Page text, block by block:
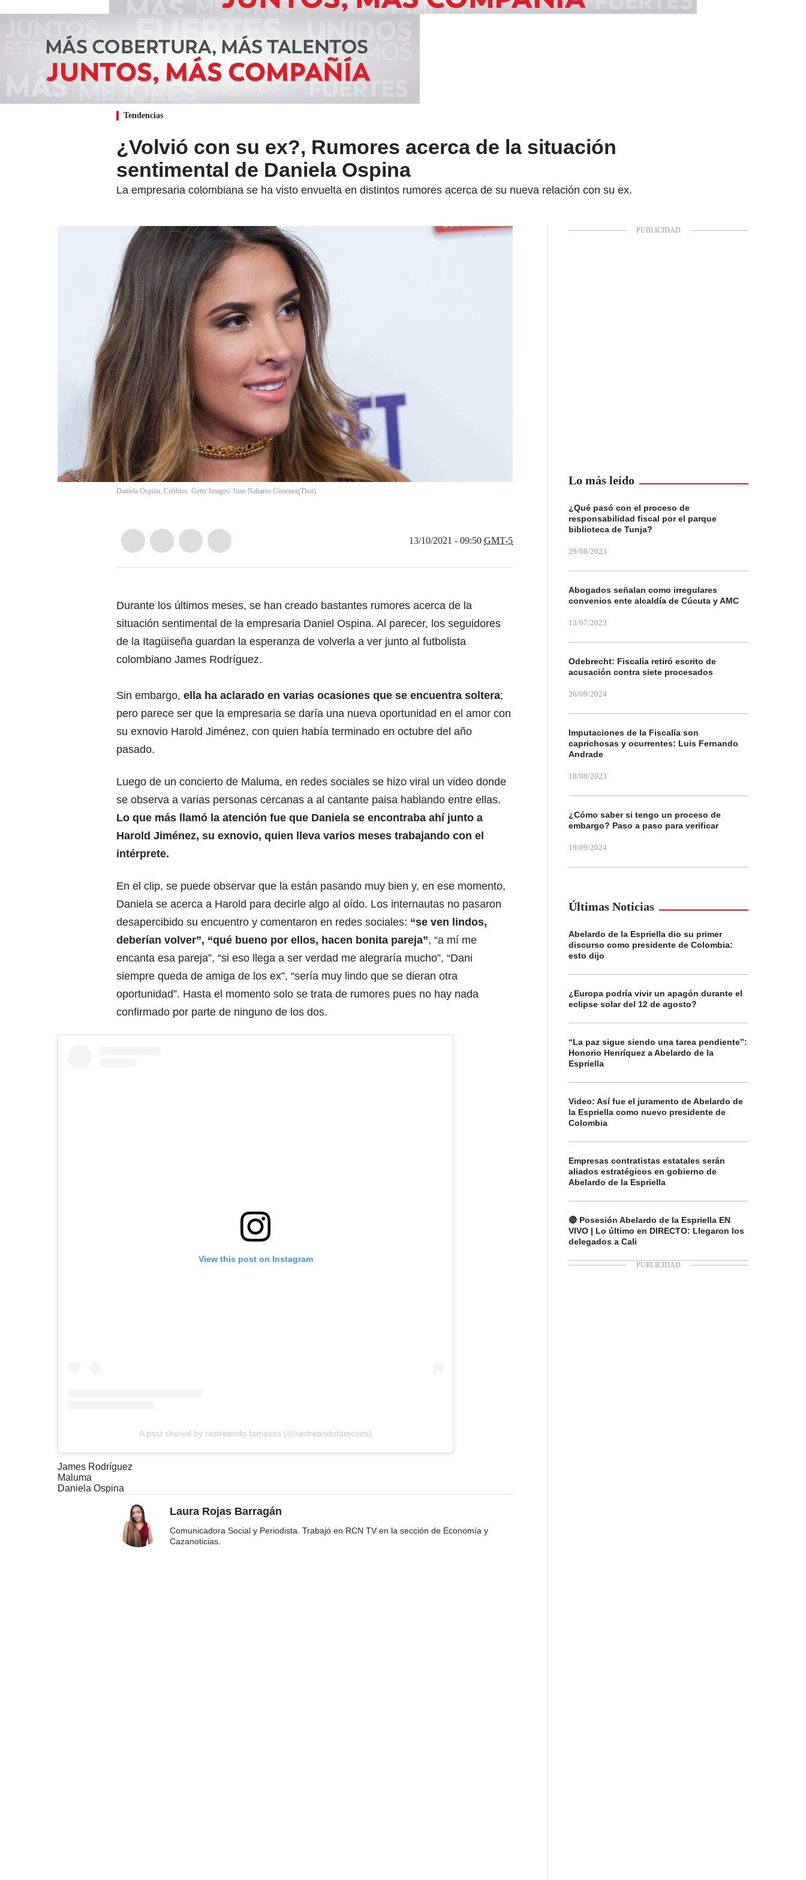
Tendencias
¿Volvió con su ex?, Rumores acerca de la situación
sentimental de Daniela Ospina
La empresaria colombiana se ha visto envuelta en distintos rumores acerca de su nueva relación con su ex.
Daniela Ospina. Créditos: Getty Images/ Juan Naharro Gimenez(Thot)
13/10/2021 - 09:50 GMT-5
Durante los últimos meses, se han creado bastantes rumores acerca de la
situación sentimental de la empresaria Daniel Ospina. Al parecer, los seguidores
de la Itagüiseña guardan la esperanza de volverla a ver junto al futbolista
colombiano James Rodríguez.
Sin embargo, ella ha aclarado en varias ocasiones que se encuentra soltera;
pero parece ser que la empresaria se daría una nueva oportunidad en el amor con
su exnovio Harold Jiménez, con quien había terminado en octubre del año
pasado.
Luego de un concierto de Maluma, en redes sociales se hizo viral un video donde
se observa a varias personas cercanas a al cantante paisa hablando entre ellas.
Lo que más llamó la atención fue que Daniela se encontraba ahí junto a
Harold Jiménez, su exnovio, quien lleva varios meses trabajando con el
intérprete.
En el clip, se puede observar que la están pasando muy bien y, en ese momento,
Daniela se acerca a Harold para decirle algo al oído. Los internautas no pasaron
desapercibido su encuentro y comentaron en redes sociales: “se ven lindos,
deberían volver”, “qué bueno por ellos, hacen bonita pareja”, “a mí me
encanta esa pareja”, “si eso llega a ser verdad me alegraría mucho”, “Dani
siempre queda de amiga de los ex”, “sería muy lindo que se dieran otra
oportunidad”. Hasta el momento solo se trata de rumores pues no hay nada
confirmado por parte de ninguno de los dos.
View this post on Instagram
A post shared by rastreando famosos (@rastreandofamosos)
James Rodríguez
Maluma
Daniela Ospina
Laura Rojas Barragán
Comunicadora Social y Periodista. Trabajó en RCN TV en la sección de Economía y
Cazanoticias.
Lo más leído
¿Qué pasó con el proceso de
responsabilidad fiscal por el parque
biblioteca de Tunja?
29/08/2023
Abogados señalan como irregulares
convenios ente alcaldía de Cúcuta y AMC
13/07/2023
Odebrecht: Fiscalía retiró escrito de
acusación contra siete procesados
26/09/2024
Imputaciones de la Fiscalía son
caprichosas y ocurrentes: Luis Fernando
Andrade
18/08/2023
¿Cómo saber si tengo un proceso de
embargo? Paso a paso para verificar
19/09/2024
Últimas Noticias
Abelardo de la Espriella dio su primer
discurso como presidente de Colombia:
esto dijo
¿Europa podría vivir un apagón durante el
eclipse solar del 12 de agosto?
“La paz sigue siendo una tarea pendiente”:
Honorio Henríquez a Abelardo de la
Espriella
Video: Así fue el juramento de Abelardo de
la Espriella como nuevo presidente de
Colombia
Empresas contratistas estatales serán
aliados estratégicos en gobierno de
Abelardo de la Espriella
🔴 Posesión Abelardo de la Espriella EN
VIVO | Lo último en DIRECTO: Llegaron los
delegados a Cali